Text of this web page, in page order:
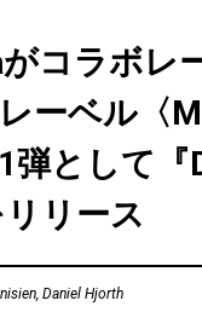
コラボレ
ーベル〈
弾として『
リース
Daniel Hjorth